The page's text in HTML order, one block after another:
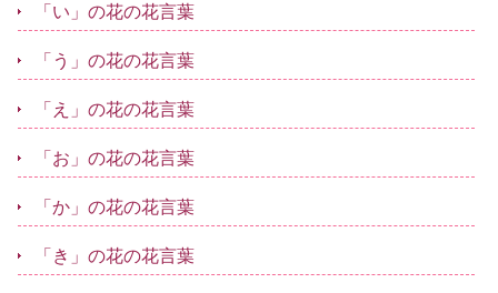
「い」の花の花言葉
「う」の花の花言葉
「え」の花の花言葉
「お」の花の花言葉
「か」の花の花言葉
「き」の花の花言葉